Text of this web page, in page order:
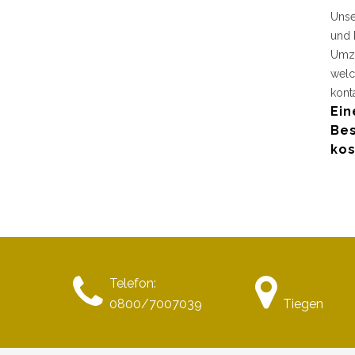
und
Telefon:
0800/7007039
Tiegen